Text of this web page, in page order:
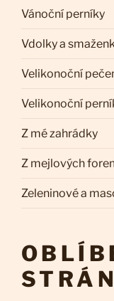
Vánoční perníky
Vdolky a
Velikonoční
Velikonoční
Z mé zahrádky
Z mejlových
Zeleninové a